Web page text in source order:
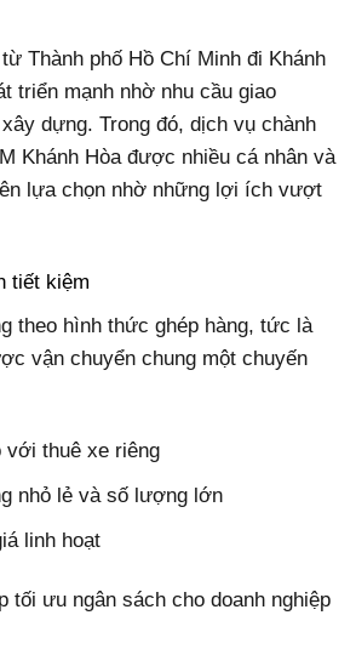
Thành phố Hồ Chí Minh đi Khánh
triển mạnh nhờ nhu cầu giao
dựng. Trong đó, dịch vụ chành
Khánh Hòa được nhiều cá nhân và
lựa chọn nhờ những lợi ích vượt
tiết kiệm
theo hình thức ghép hàng, tức là
vận chuyển chung một chuyến
với thuê xe riêng
nhỏ lẻ và số lượng lớn
linh hoạt
tối ưu ngân sách cho doanh nghiệp